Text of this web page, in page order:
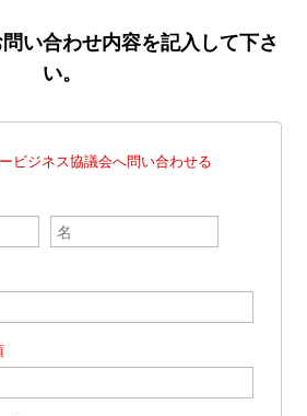
い合わせ内容を記入して下さ
い。
ビジネス協議会へ問い合わせる